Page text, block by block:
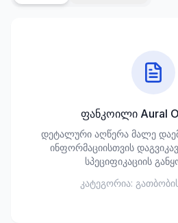
701
კლიმატური
ტექნიკა
ფანკოილი Aural
დეტალური აღწერა მალე
ინფორმაციისთვის
სპეციფიკაციის
კატეგორია: